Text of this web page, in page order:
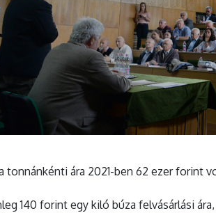
tonnánkénti ára 2021-ben 62 ezer forint
140 forint egy kiló búza felvásárlási